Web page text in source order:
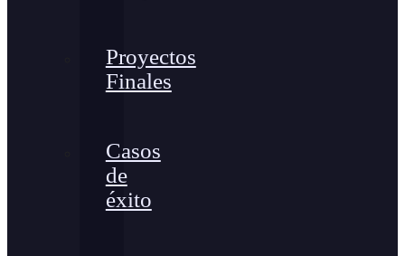
Proyectos
Finales
Casos
de
éxito